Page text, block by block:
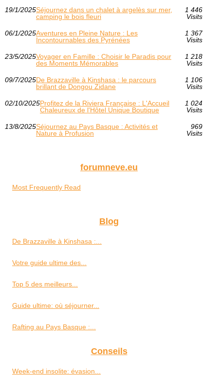
19/1/2025Séjournez dans un chalet à argelès sur mer,
camping le bois fleuri
1 446
Visits
06/1/2025Aventures en Pleine Nature : Les
Incontournables des Pyrénées
1 367
Visits
23/5/2025Voyager en Famille : Choisir le Paradis pour
des Moments Mémorables
1 218
Visits
09/7/2025De Brazzaville à Kinshasa : le parcours
brillant de Dongou Zidane
1 106
Visits
02/10/2025Profitez de la Riviera Française : L'Accueil
Chaleureux de l'Hôtel Unique Boutique
1 024
Visits
13/8/2025Séjournez au Pays Basque : Activités et
Nature à Profusion
969
Visits
forumneve.eu
Most Frequently Read
Blog
De Brazzaville à Kinshasa :...
Votre guide ultime des...
Top 5 des meilleurs...
Guide ultime: où séjourner...
Rafting au Pays Basque :...
Conseils
Week-end insolite: évasion...